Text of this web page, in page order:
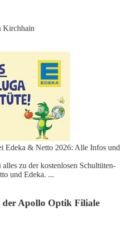
Kirchhain
Edeka & Netto 2026: Alle Infos und
zu der kostenlosen Schultüten-
und Edeka. ...
der Apollo Optik Filiale